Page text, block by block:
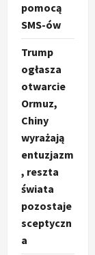
pomocą
SMS-ów
Trump
ogłasza
otwarcie
Ormuz,
Chiny
wyrażają
entuzjazm
, reszta
świata
pozostaje
sceptyczn
a